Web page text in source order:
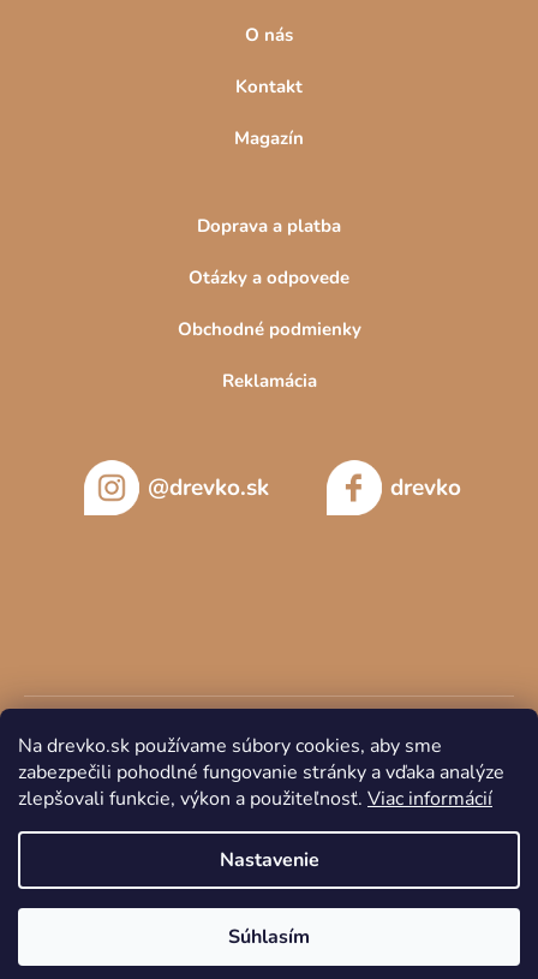
Na drevko.sk používame súbory cookies, aby sme
zabezpečili pohodlné fungovanie stránky a vďaka analýze
zlepšovali funkcie, výkon a použiteľnosť. Viac informácií
Nastavenie
Súhlasím
O nás
Kontakt
Magazín
Doprava a platba
Otázky a odpovede
Obchodné podmienky
Reklamácia
@drevko.sk drevko
Vytvoril Shoptet